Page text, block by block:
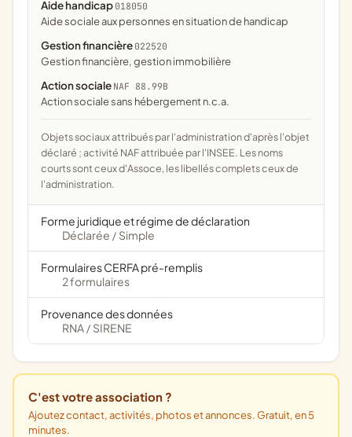
Aide handicap 018050
aide sociale aux personnes en situation de handicap
Gestion financière 022520
gestion financière, gestion immobilière
Action sociale NAF 88.99B
Action sociale sans hébergement n.c.a.
Objets sociaux attribués par l'administration d'après l'objet
déclaré ; activité NAF attribuée par l'INSEE. Les noms
courts sont ceux d'Assoce, les libellés complets ceux de
l'administration.
Forme juridique et régime de déclaration
Déclarée / Simple
Formulaires CERFA pré-remplis
2 formulaires
Provenance des données
RNA / SIRENE
C'est votre association ?
Ajoutez contact, activités, photos et annonces. Gratuit, en 5
minutes.